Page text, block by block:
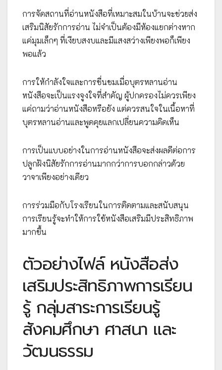
การจัดสถานที่อ่านหนังสือที่เหมาะสมในบ้านจะช่วยส่ง
เสริมนิสัยรักการอ่าน ไม่จำเป็นต้องมีห้องแยกต่างหาก
แค่มุมเล็กๆ ที่เงียบสงบและมีแสงสว่างเพียงพอก็เพียง
พอแล้ว
การให้กำลังใจและการชื่นชมเมื่อบุตรหลานอ่าน
หนังสือจะเป็นแรงจูงใจที่สำคัญ ผู้ปกครองไม่ควรเพียง
แค่ถามว่าอ่านหนังสือหรือยัง แต่ควรสนใจในเนื้อหาที่
บุตรหลานอ่านและพูดคุยแลกเปลี่ยนความคิดเห็น
การเป็นแบบอย่างในการอ่านหนังสือจะส่งผลดีต่อการ
ปลูกฝังนิสัยรักการอ่านมากกว่าการบอกกล่าวด้วย
วาจาเพียงอย่างเดียว
การร่วมมือกับโรงเรียนในการติดตามและสนับสนุน
การเรียนรู้จะทำให้การใช้หนังสือเสริมมีประสิทธิภาพ
มากขึ้น
ตัวอย่างไฟล์ หนังสือส่ง
เสริมประสิทธิภาพการเรียน
รู้ กลุ่มสาระการเรียนรู้
สังคมศึกษา ศาสนา และ
วัฒนธรรม